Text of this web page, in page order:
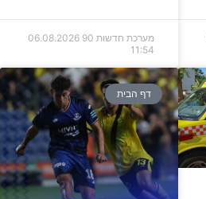
מערכת חדשות 90
06.08.2026
11:54
דף הבית